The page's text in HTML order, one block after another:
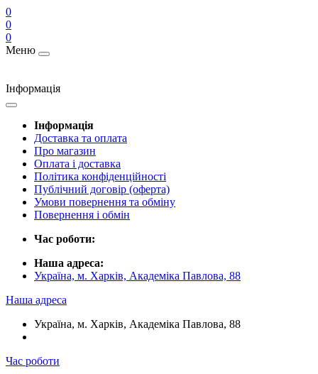
0
0
0
Меню
Інформація
Інформація
Доставка та оплата
Про магазин
Оплата і доставка
Політика конфіденційності
Публічний договір (оферта)
Умови повернення та обміну
Повернення і обмін
Час роботи:
Наша адреса:
Україна, м. Харків, Академіка Павлова, 88
Наша адреса
Україна, м. Харків, Академіка Павлова, 88
Час роботи